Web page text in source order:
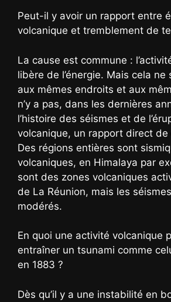
Peut-il y avoir un rapport entre
volcanique et tremblement de
La cause est commune :
libère de l’énergie. Mais cela ne
aux mêmes endroits et aux
n’y a pas, dans les dernières
l’histoire des séismes et de
volcanique, un rapport direct
Des régions entières sont
volcaniques, en Himalaya par
sont des zones volcaniques
de La Réunion, mais les
modérés.
En quoi une activité volcanique
entraîner un tsunami comme
en 1883 ?
Dès qu’il y a une instabilité en